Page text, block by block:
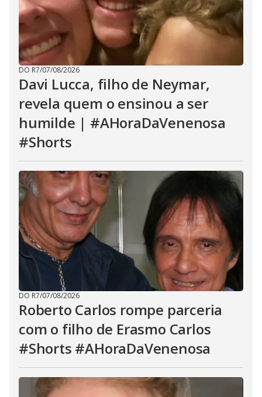
DO R7/07/08/2026
Davi Lucca, filho de Neymar,
revela quem o ensinou a ser
humilde | #AHoraDaVenenosa
#Shorts
DO R7/07/08/2026
Roberto Carlos rompe parceria
com o filho de Erasmo Carlos
#Shorts #AHoraDaVenenosa